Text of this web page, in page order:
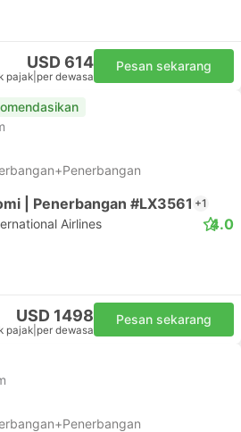
USD 614
pajak per dewasa
Pesan sekarang
| Penerbangan #LX3561 +1
Airlines 4.0
USD 1498
pajak per dewasa
Pesan sekarang